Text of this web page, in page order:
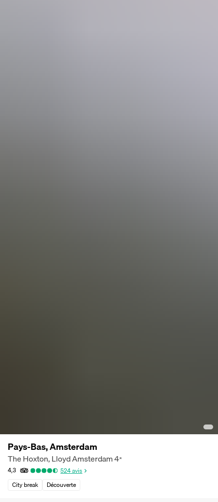
Pays-Bas, Amsterdam
The Hoxton, Lloyd Amsterdam4*
4,3 524avis
City break
Découverte